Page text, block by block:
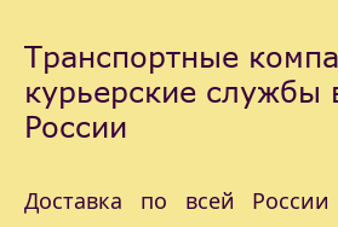
Транспортные
курьерские службы
России
Доставка по всей России